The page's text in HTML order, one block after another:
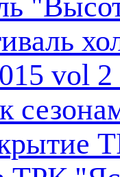
vol